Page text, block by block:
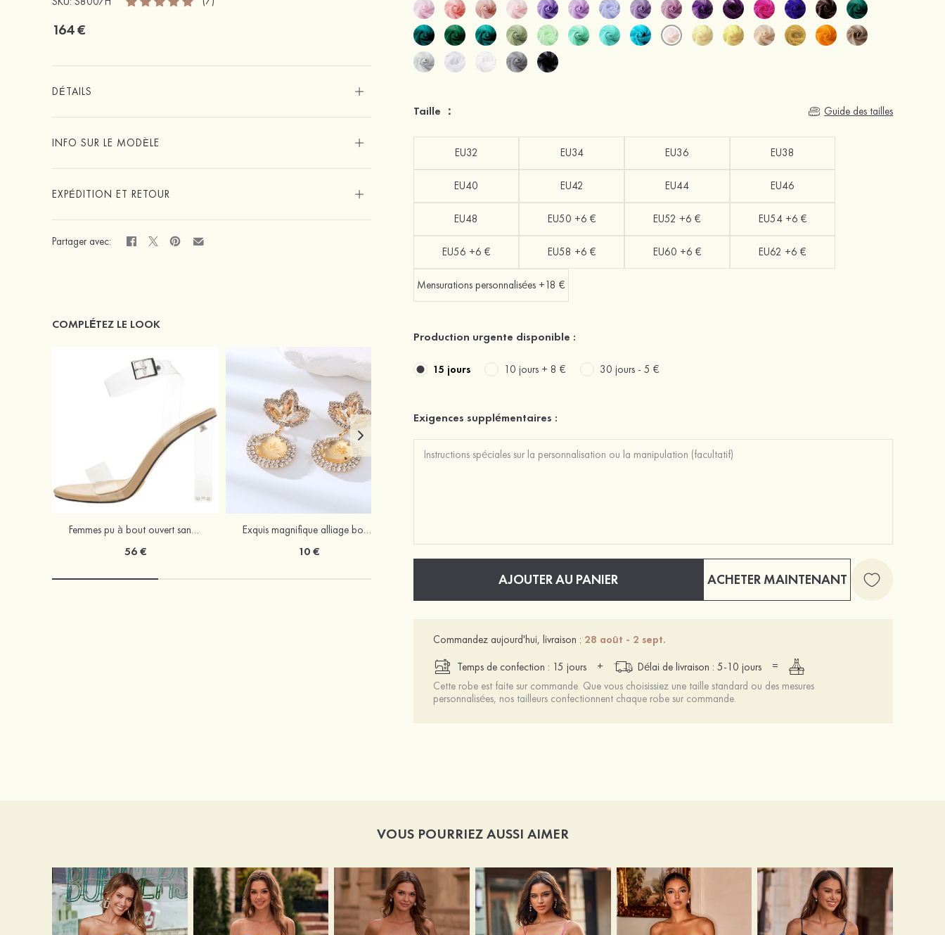
164 €
DÉTAILS
INFO SUR LE MODÈLE
EXPÉDITION ET RETOUR
Partager avec:
COMPLÉTEZ LE LOOK
Femmes pu à bout ouvert sandales escarpins talon bottier outdoor chaussure
56 €
Exquis magnifique alliage boucles d'oreilles avec strass
10 €
Taille ： Guide des tailles
EU32 EU34 EU36 EU38
EU40 EU42 EU44 EU46
EU48 EU50 +6 € EU52 +6 € EU54 +6 €
EU56 +6 € EU58 +6 € EU60 +6 € EU62 +6 €
Mensurations personnalisées +18 €
Production urgente disponible :
15 jours 10 jours + 8 € 30 jours -5 €
Exigences supplémentaires :
AJOUTER AU PANIER ACHETER MAINTENANT
Commandez aujourd'hui, livraison : 28 août - 2 sept.
Temps de confection : 15 jours
+ Délai de livraison : 5-10 jours
=
Cette robe est faite sur commande. Que vous choisissiez une taille standard ou des mesures
personnalisées, nos tailleurs confectionnent chaque robe sur commande.
VOUS POURRIEZ AUSSI AIMER